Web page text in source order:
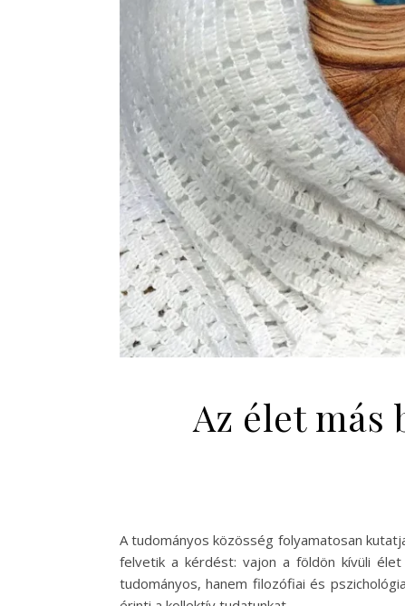
Az élet más
A tudományos közösség folyamatosan
felvetik a kérdést: vajon a földön kívüli
tudományos, hanem filozófiai és